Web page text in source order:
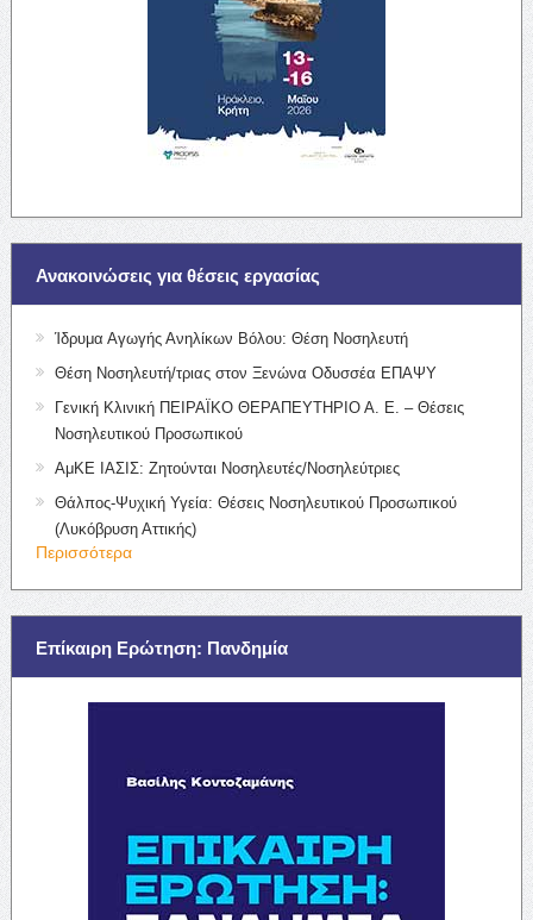
Ανακοινώσεις για θέσεις εργασίας
Ίδρυμα Αγωγής Ανηλίκων Βόλου: Θέση Νοσηλευτή
Θέση Νοσηλευτή/τριας στον Ξενώνα Οδυσσέα ΕΠΑΨΥ
Γενική Κλινική ΠΕΙΡΑΪΚΟ ΘΕΡΑΠΕΥΤΗΡΙΟ Α. Ε. – Θέσεις
Νοσηλευτικού Προσωπικού
ΑμΚΕ ΙΑΣΙΣ: Ζητούνται Νοσηλευτές/Νοσηλεύτριες
Θάλπος-Ψυχική Υγεία: Θέσεις Νοσηλευτικού Προσωπικού
(Λυκόβρυση Αττικής)
Περισσότερα
Επίκαιρη Ερώτηση: Πανδημία